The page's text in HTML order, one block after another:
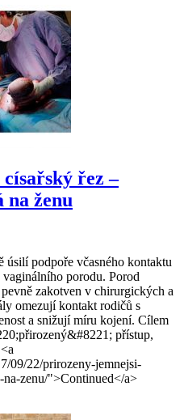
řez –
na ženu
podpoře včasného kontaktu
porodu. Porod
zakotven v chirurgických a
omezují kontakt rodičů s
a snižují míru kojení. Cílem
přístup,
09/22/prirozeny-jemnejsi-
na-zenu/">Continued</a>